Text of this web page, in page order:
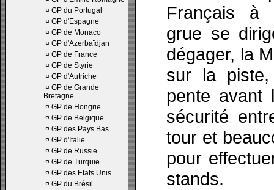
¤ GP du Portugal
¤ GP d'Espagne
¤ GP de Monaco
¤ GP d'Azerbaïdjan
¤ GP de France
¤ GP de Styrie
¤ GP d'Autriche
¤ GP de Grande
Bretagne
¤ GP de Hongrie
¤ GP de Belgique
¤ GP des Pays Bas
¤ GP d'Italie
¤ GP de Russie
¤ GP de Turquie
¤ GP des Etats Unis
¤ GP du Brésil
Français à
grue se
dégager, la
sur la
pente avant
sécurité
tour et
pour
stands.